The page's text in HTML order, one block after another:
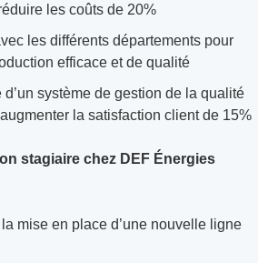
les coûts de 20%
les différents départements pour
efficace et de qualité
système de gestion de la qualité
la satisfaction client de 15%
stagiaire chez DEF Énergies
mise en place d’une nouvelle ligne